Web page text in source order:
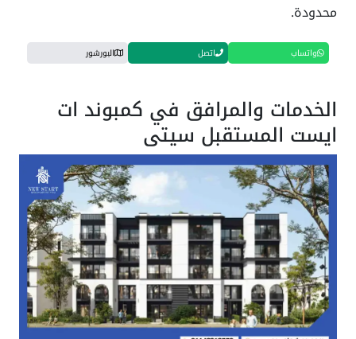
محدودة.
واتساب اتصل البورشور
الخدمات والمرافق في كمبوند ات
ايست المستقبل سيتي